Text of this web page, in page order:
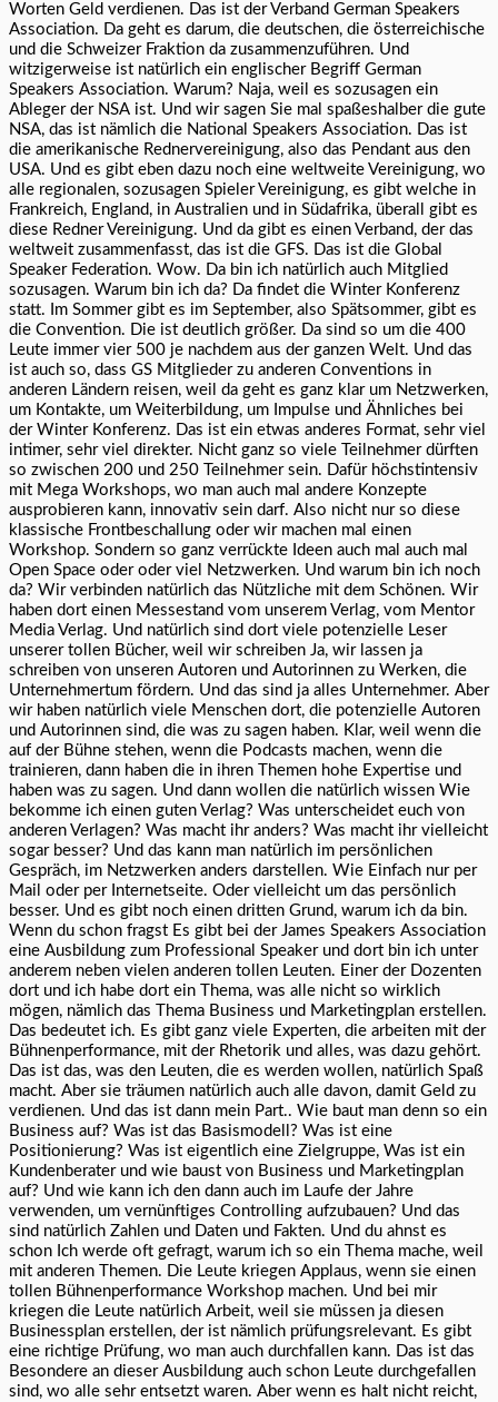
Worten Geld verdienen. Das ist der Verband German Speakers
Association. Da geht es darum, die deutschen, die österreichische
und die Schweizer Fraktion da zusammenzuführen. Und
witzigerweise ist natürlich ein englischer Begriff German
Speakers Association. Warum? Naja, weil es sozusagen ein
Ableger der NSA ist. Und wir sagen Sie mal spaßeshalber die gute
NSA, das ist nämlich die National Speakers Association. Das ist
die amerikanische Rednervereinigung, also das Pendant aus den
USA. Und es gibt eben dazu noch eine weltweite Vereinigung, wo
alle regionalen, sozusagen Spieler Vereinigung, es gibt welche in
Frankreich, England, in Australien und in Südafrika, überall gibt es
diese Redner Vereinigung. Und da gibt es einen Verband, der das
weltweit zusammenfasst, das ist die GFS. Das ist die Global
Speaker Federation. Wow. Da bin ich natürlich auch Mitglied
sozusagen. Warum bin ich da? Da findet die Winter Konferenz
statt. Im Sommer gibt es im September, also Spätsommer, gibt es
die Convention. Die ist deutlich größer. Da sind so um die 400
Leute immer vier 500 je nachdem aus der ganzen Welt. Und das
ist auch so, dass GS Mitglieder zu anderen Conventions in
anderen Ländern reisen, weil da geht es ganz klar um Netzwerken,
um Kontakte, um Weiterbildung, um Impulse und Ähnliches bei
der Winter Konferenz. Das ist ein etwas anderes Format, sehr viel
intimer, sehr viel direkter. Nicht ganz so viele Teilnehmer dürften
so zwischen 200 und 250 Teilnehmer sein. Dafür höchstintensiv
mit Mega Workshops, wo man auch mal andere Konzepte
ausprobieren kann, innovativ sein darf. Also nicht nur so diese
klassische Frontbeschallung oder wir machen mal einen
Workshop. Sondern so ganz verrückte Ideen auch mal auch mal
Open Space oder oder viel Netzwerken. Und warum bin ich noch
da? Wir verbinden natürlich das Nützliche mit dem Schönen. Wir
haben dort einen Messestand vom unserem Verlag, vom Mentor
Media Verlag. Und natürlich sind dort viele potenzielle Leser
unserer tollen Bücher, weil wir schreiben Ja, wir lassen ja
schreiben von unseren Autoren und Autorinnen zu Werken, die
Unternehmertum fördern. Und das sind ja alles Unternehmer. Aber
wir haben natürlich viele Menschen dort, die potenzielle Autoren
und Autorinnen sind, die was zu sagen haben. Klar, weil wenn die
auf der Bühne stehen, wenn die Podcasts machen, wenn die
trainieren, dann haben die in ihren Themen hohe Expertise und
haben was zu sagen. Und dann wollen die natürlich wissen Wie
bekomme ich einen guten Verlag? Was unterscheidet euch von
anderen Verlagen? Was macht ihr anders? Was macht ihr vielleicht
sogar besser? Und das kann man natürlich im persönlichen
Gespräch, im Netzwerken anders darstellen. Wie Einfach nur per
Mail oder per Internetseite. Oder vielleicht um das persönlich
besser. Und es gibt noch einen dritten Grund, warum ich da bin.
Wenn du schon fragst Es gibt bei der James Speakers Association
eine Ausbildung zum Professional Speaker und dort bin ich unter
anderem neben vielen anderen tollen Leuten. Einer der Dozenten
dort und ich habe dort ein Thema, was alle nicht so wirklich
mögen, nämlich das Thema Business und Marketingplan erstellen.
Das bedeutet ich. Es gibt ganz viele Experten, die arbeiten mit der
Bühnenperformance, mit der Rhetorik und alles, was dazu gehört.
Das ist das, was den Leuten, die es werden wollen, natürlich Spaß
macht. Aber sie träumen natürlich auch alle davon, damit Geld zu
verdienen. Und das ist dann mein Part.. Wie baut man denn so ein
Business auf? Was ist das Basismodell? Was ist eine
Positionierung? Was ist eigentlich eine Zielgruppe, Was ist ein
Kundenberater und wie baust von Business und Marketingplan
auf? Und wie kann ich den dann auch im Laufe der Jahre
verwenden, um vernünftiges Controlling aufzubauen? Und das
sind natürlich Zahlen und Daten und Fakten. Und du ahnst es
schon Ich werde oft gefragt, warum ich so ein Thema mache, weil
mit anderen Themen. Die Leute kriegen Applaus, wenn sie einen
tollen Bühnenperformance Workshop machen. Und bei mir
kriegen die Leute natürlich Arbeit, weil sie müssen ja diesen
Businessplan erstellen, der ist nämlich prüfungsrelevant. Es gibt
eine richtige Prüfung, wo man auch durchfallen kann. Das ist das
Besondere an dieser Ausbildung auch schon Leute durchgefallen
sind, wo alle sehr entsetzt waren. Aber wenn es halt nicht reicht,